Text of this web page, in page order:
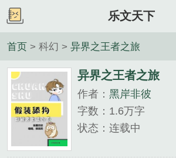
乐文天下
首页 > 科幻 > 异界之王者之旅
异界之王者之旅
作者： 黑岸非彼
字数：1.6万字
状态：连载中